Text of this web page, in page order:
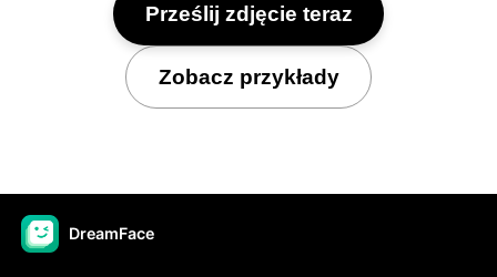
Prześlij zdjęcie teraz
Zobacz przykłady
DreamFace